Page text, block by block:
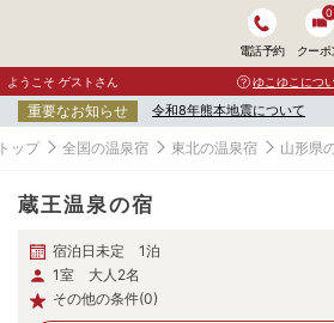
電話予約 クーポ
0
ようこそ ゲストさん ゆこゆこにつ
重要なお知らせ 令和8年熊本地震について
ップ 全国の温泉宿 東北の温泉宿 山形県
蔵王温泉の宿
宿泊日未定 1泊
1室 大人2名
その他の条件(0)